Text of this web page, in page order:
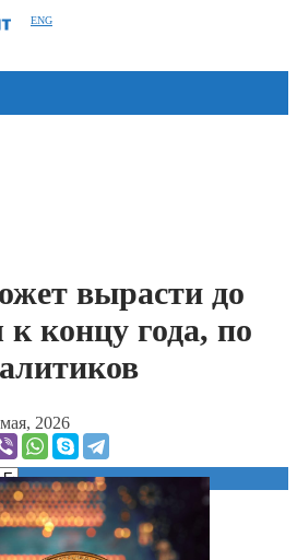
ENG
вырасти до
к концу года, по
2026